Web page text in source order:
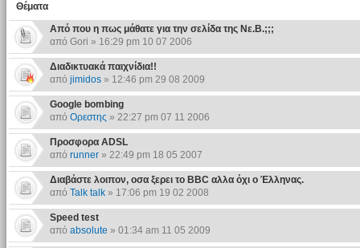
Θέματα
Από που η πως μάθατε για την σελίδα της Νε.Β.;;;
από Gori » 16:29 pm 10 07 2006
Διαδικτυακά παιχνίδια!!
από jimidos» 12:46 pm 29 08 2009
Google bombing
από Ορεστης » 22:27 pm 07 11 2006
Προσφορα ADSL
από runner» 22:49 pm 18 05 2007
Διαβάστε λοιπον, οσα ξερει το BBC αλλα όχι ο Έλληνας.
από Talk talk» 17:06 pm 19 02 2008
Speed test
από absolute » 01:34 am 11 05 2009